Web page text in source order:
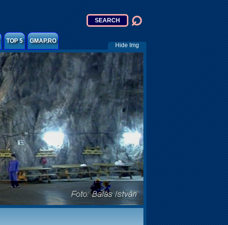
TOP 5 GMAP.RO
Hide Img